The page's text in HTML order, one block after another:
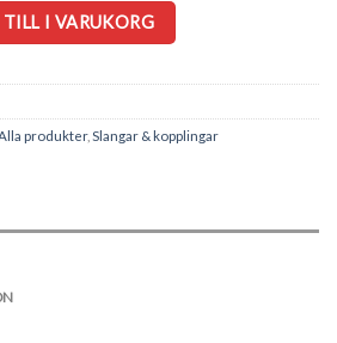
1 1/2"utv till 2"utv nippel. 50mm slang mängd
TILL I VARUKORG
produkter, Slangar & kopplingar